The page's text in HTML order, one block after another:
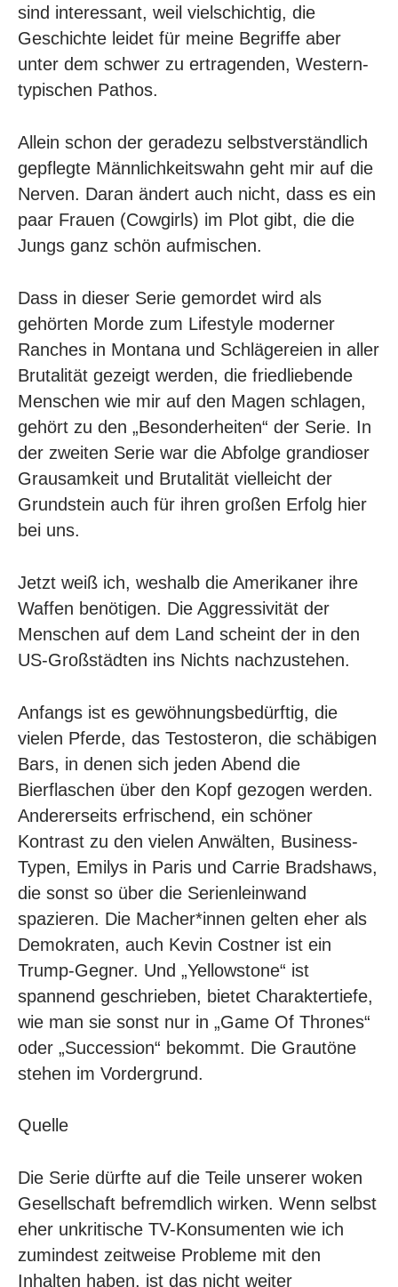
sind interessant, weil vielschichtig, die
Geschichte leidet für meine Begriffe aber
unter dem schwer zu ertragenden, Western-
typischen Pathos.
Allein schon der geradezu selbstverständlich
gepflegte Männlichkeitswahn geht mir auf die
Nerven. Daran ändert auch nicht, dass es ein
paar Frauen (Cowgirls) im Plot gibt, die die
Jungs ganz schön aufmischen.
Dass in dieser Serie gemordet wird als
gehörten Morde zum Lifestyle moderner
Ranches in Montana und Schlägereien in aller
Brutalität gezeigt werden, die friedliebende
Menschen wie mir auf den Magen schlagen,
gehört zu den „Besonderheiten“ der Serie. In
der zweiten Serie war die Abfolge grandioser
Grausamkeit und Brutalität vielleicht der
Grundstein auch für ihren großen Erfolg hier
bei uns.
Jetzt weiß ich, weshalb die Amerikaner ihre
Waffen benötigen. Die Aggressivität der
Menschen auf dem Land scheint der in den
US-Großstädten ins Nichts nachzustehen.
Anfangs ist es gewöhnungsbedürftig, die
vielen Pferde, das Testosteron, die schäbigen
Bars, in denen sich jeden Abend die
Bierflaschen über den Kopf gezogen werden.
Andererseits erfrischend, ein schöner
Kontrast zu den vielen Anwälten, Business-
Typen, Emilys in Paris und Carrie Bradshaws,
die sonst so über die Serienleinwand
spazieren. Die Macher*innen gelten eher als
Demokraten, auch Kevin Costner ist ein
Trump-Gegner. Und „Yellowstone“ ist
spannend geschrieben, bietet Charaktertiefe,
wie man sie sonst nur in „Game Of Thrones“
oder „Succession“ bekommt. Die Grautöne
stehen im Vordergrund.
Quelle
Die Serie dürfte auf die Teile unserer woken
Gesellschaft befremdlich wirken. Wenn selbst
eher unkritische TV-Konsumenten wie ich
zumindest zeitweise Probleme mit den
Inhalten haben, ist das nicht weiter